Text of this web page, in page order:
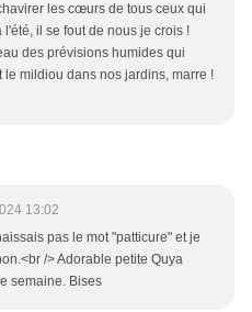
les cœurs de tous ceux qui
il se fout de nous je crois !
des prévisions humides qui
le mildiou dans nos jardins, marre !
13:02
pas le mot "patticure" et je
/> Adorable petite Quya
semaine. Bises